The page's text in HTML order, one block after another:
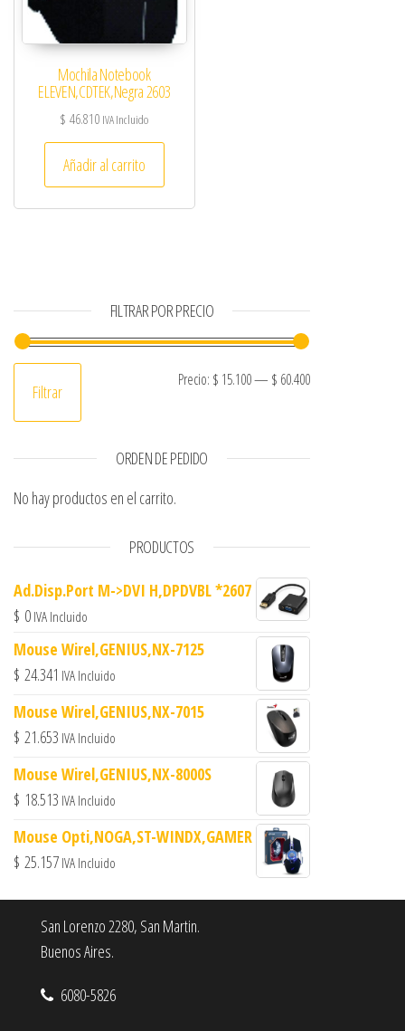
Mochila Notebook
ELEVEN,CDTEK,Negra 2603
$ 46.810 IVA Incluido
Añadir al carrito
FILTRAR POR PRECIO
Precio mínimo
Precio máximo
Filtrar
Precio: $ 15.100— $ 60.400
ORDEN DE PEDIDO
No hay productos en el carrito.
PRODUCTOS
Ad.Disp.Port M->DVI H,DPDVBL *2607
$ 0 IVA Incluido
Mouse Wirel,GENIUS,NX-7125
$ 24.341 IVA Incluido
Mouse Wirel,GENIUS,NX-7015
$ 21.653 IVA Incluido
Mouse Wirel,GENIUS,NX-8000S
$ 18.513 IVA Incluido
Mouse Opti,NOGA,ST-WINDX,GAMER
$ 25.157 IVA Incluido
San Lorenzo 2280, San Martin.
Buenos Aires.
6080-5826